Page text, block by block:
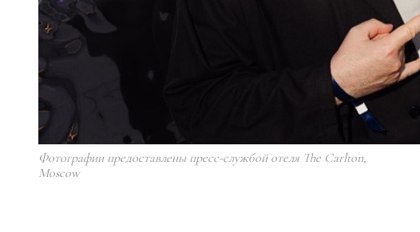
Фотографии предоставлены пресс-службой отеля The Carlton,
Moscow